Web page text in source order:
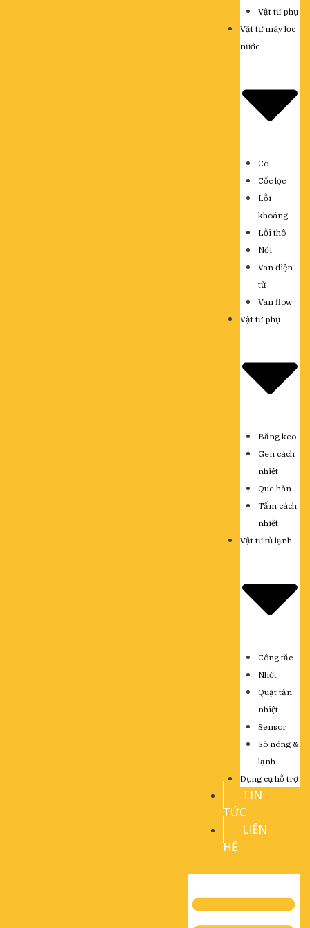
Vật tư phụ
Vật tư máy lọc
nước
Co
Cốc lọc
Lỗi
khoáng
Lỗi thô
Nối
Van điện
từ
Van flow
Vật tư phụ
Băng keo
Gen cách
nhiệt
Que hàn
Tấm cách
nhiệt
Vật tư tủ lạnh
Công tắc
Nhớt
Quạt tản
nhiệt
Sensor
Sò nóng &
lạnh
Dụng cụ hỗ trợ
TIN
TỨC
LIÊN
HỆ